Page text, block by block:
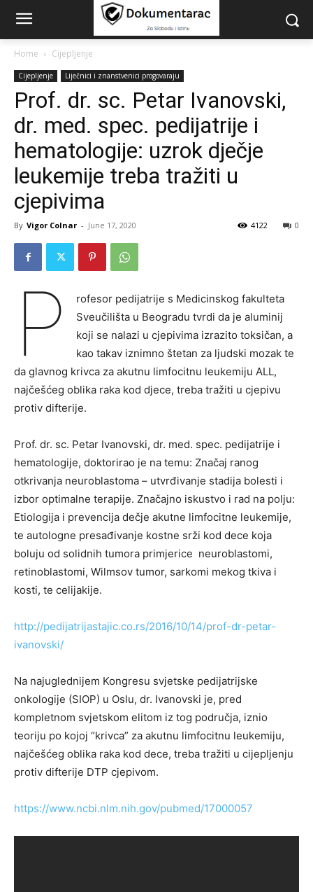
Home Cijepljenje
Cijepljenje Liječnici i znanstvenici progovaraju
Prof. dr. sc. Petar Ivanovski,
dr. med. spec. pedijatrije i
hematologije: uzrok dječje
leukemije treba tražiti u
cjepivima
By Vigor Colnar - June 17, 2020 0
4122
P
rofesor pedijatrije s Medicinskog fakulteta
Sveučilišta u Beogradu tvrdi da je aluminij
koji se nalazi u cjepivima izrazito toksičan, a
kao takav iznimno štetan za ljudski mozak te
da glavnog krivca za akutnu limfocitnu leukemiju ALL,
najčešćeg oblika raka kod djece, treba tražiti u cjepivu
protiv difterije.
Prof. dr. sc. Petar Ivanovski, dr. med. spec. pedijatrije i
hematologije, doktorirao je na temu: Značaj ranog
otkrivanja neuroblastoma – utvrđivanje stadija bolesti i
izbor optimalne terapije. Značajno iskustvo i rad na polju:
Etiologija i prevencija dečje akutne limfocitne leukemije,
te autologne presađivanje kostne srži kod dece koja
boluju od solidnih tumora primjerice neuroblastomi,
retinoblastomi, Wilmsov tumor, sarkomi mekog tkiva i
kosti, te celijakije.
http://pedijatrijastajic.co.rs/2016/10/14/prof-dr-petar-
ivanovski/
Na najuglednijem Kongresu svjetske pedijatrijske
onkologije (SIOP) u Oslu, dr. Ivanovski je, pred
kompletnom svjetskom elitom iz tog područja, iznio
teoriju po kojoj “krivca” za akutnu limfocitnu leukemiju,
najčešćeg oblika raka kod dece, treba tražiti u cijepljenju
protiv difterije DTP cjepivom.
https://www.ncbi.nlm.nih.gov/pubmed/17000057